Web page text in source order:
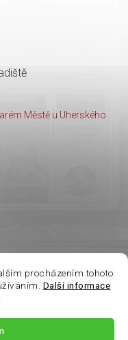
procházením tohoto
Další informace
Městě u Uherského
práva vyhrazena.